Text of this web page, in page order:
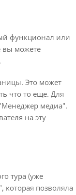
функционал или
вы можете
Это может
что то еще. Для
"Менеджер медиа".
на эту
тура (уже
которая позволяла